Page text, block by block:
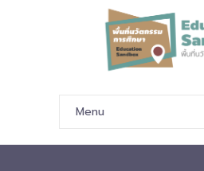
Menu
หน้าหลัก